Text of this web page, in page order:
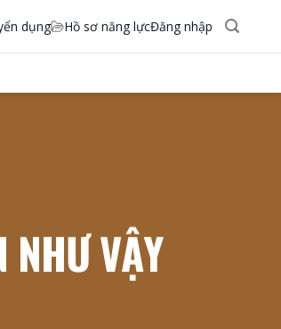
dụng Hồ sơ năng lựcĐăng nhập
NHƯ VẬY